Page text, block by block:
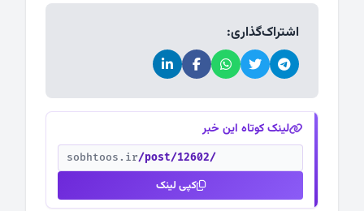
اشتراک‌گذاری:
لینک کوتاه این خبر
sobhtoos.ir/post/12602/
کپی لینک